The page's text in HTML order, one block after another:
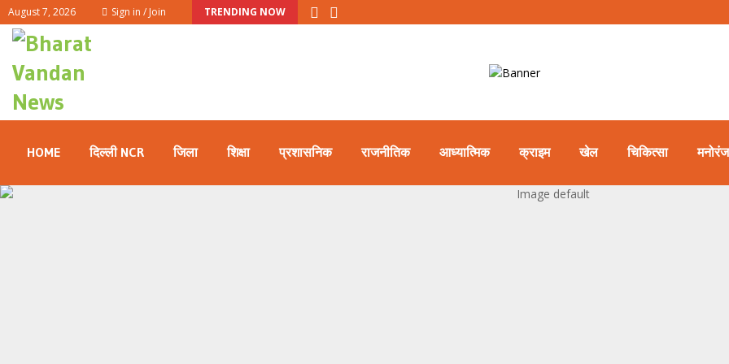
August 7, 2026 Sign in / Join TRENDING NOW
HOME दिल्ली NCR जिला शिक्षा प्रशासनिक राजनीतिक आध्यात्मिक क्राइम खेल चिकित्सा